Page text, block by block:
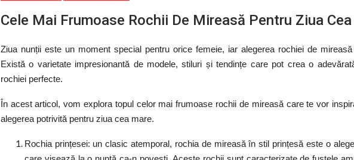
Cele Mai Frumoase Rochii De Mireasă Pentru Ziua
Ziua nunții este un moment special pentru orice femeie, iar alegerea rochiei de
Există o varietate impresionantă de modele, stiluri și tendințe care pot crea o
rochiei perfecte.
În acest articol, vom explora topul celor mai frumoase rochii de mireasă care te vor
alegerea potrivită pentru ziua cea mare.
Rochia prințesei: un clasic atemporal, rochia de mireasă în stil prințesă este o